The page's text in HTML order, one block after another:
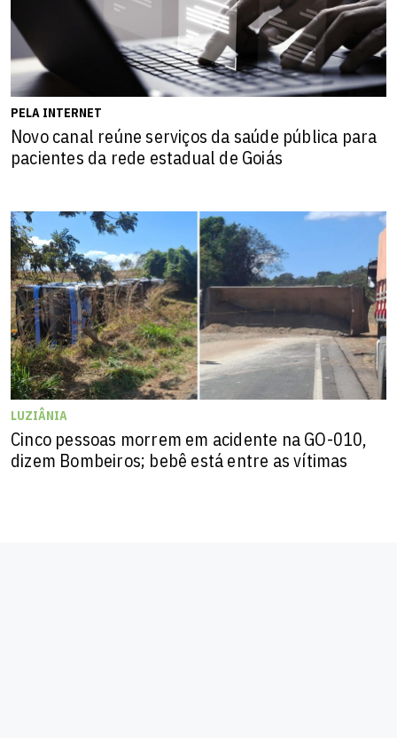
PELA INTERNET
Novo canal reúne serviços da saúde pública para
pacientes da rede estadual de Goiás
LUZIÂNIA
Cinco pessoas morrem em acidente na GO-010,
dizem Bombeiros; bebê está entre as vítimas